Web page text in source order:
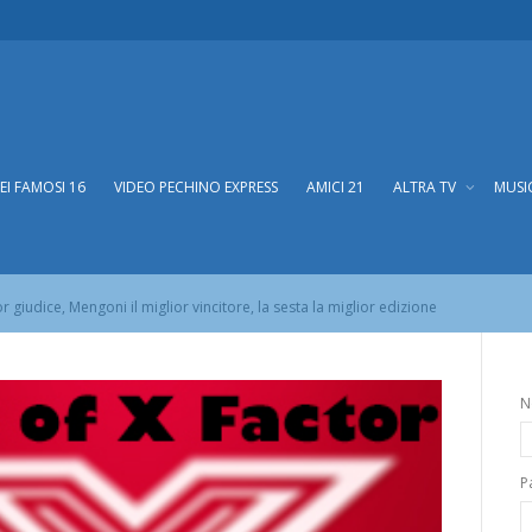
FAMOSI 16 VIDEO PECHINO EXPRESS AMICI 21 ALTRA TV
giudice, Mengoni il miglior vincitore, la sesta la miglior edizione